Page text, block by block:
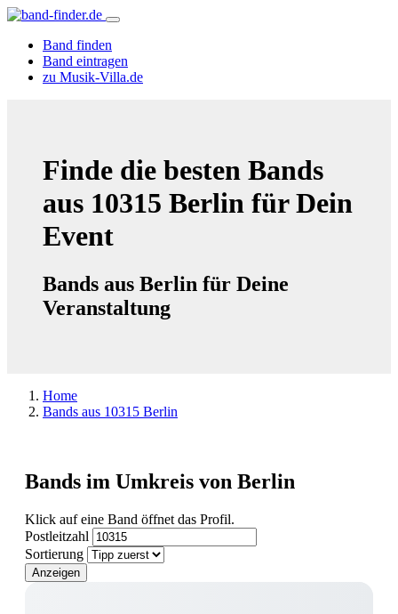
Band finden
Band eintragen
zu Musik-Villa.de
Finde die besten Bands
aus 10315 Berlin für Dein
Event
Bands aus Berlin für Deine
Veranstaltung
Home
Bands aus 10315 Berlin
Bands im Umkreis von Berlin
Klick auf eine Band öffnet das Profil.
Postleitzahl
Sortierung
Anzeigen